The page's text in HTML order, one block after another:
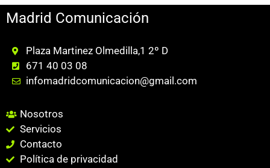
Madrid Comunicación
Plaza Martinez Olmedilla,1 2º D
671 40 03 08
infomadridcomunicacion@gmail.com
Nosotros
Servicios
Contacto
Política de privacidad